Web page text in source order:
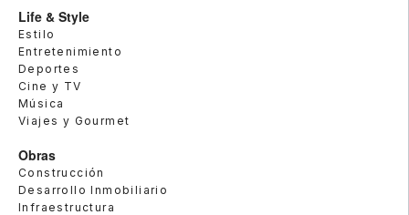
Life & Style
Estilo
Entretenimiento
Deportes
Cine y TV
Música
Viajes y Gourmet
Obras
Construcción
Desarrollo Inmobiliario
Infraestructura